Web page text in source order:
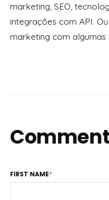
marketing, SEO,
integrações com API.
marketing com algumas
FIRST NAME*